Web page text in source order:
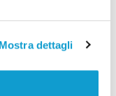
Mostra dettagli
in